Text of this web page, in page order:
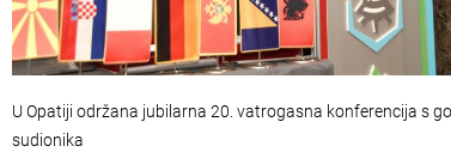
U Opatiji održana jubilarna 20. vatrogasna konferencija s
sudionika